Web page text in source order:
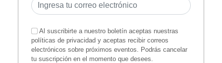
Al suscribirte a nuestro boletín aceptas nuestras
políticas de privacidad y aceptas recibir correos
electrónicos sobre próximos eventos. Podrás cancelar
tu suscripción en el momento que desees.